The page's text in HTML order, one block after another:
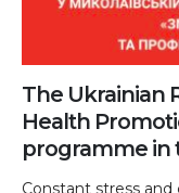
The Ukrainian
Health
programme in
Constant stress